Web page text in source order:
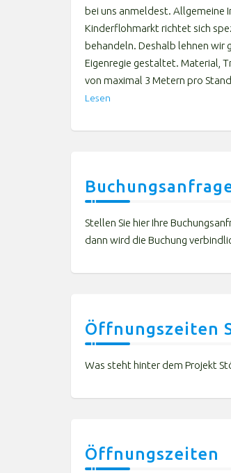
bei uns anmeldest. Allgemeine
Kinderflohmarkt richtet sich
behandeln. Deshalb lehnen wir
Eigenregie gestaltet. Material,
von maximal 3 Metern pro
Lesen
Stellen Sie hier Ihre
dann wird die Buchung
Öffnungszeiten
Was steht hinter dem Projekt
Öffnungszeiten